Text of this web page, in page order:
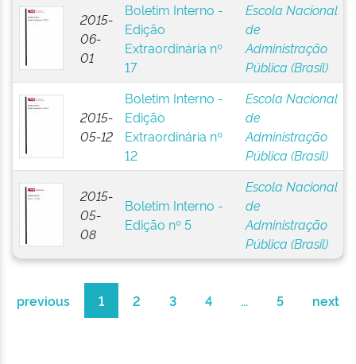
2015-
06-
01
Boletim Interno -
Edição
Extraordinária nº
17
Escola Nacional
de
Administração
Pública (Brasil)
2015-
05-12
Boletim Interno -
Edição
Extraordinária nº
12
Escola Nacional
de
Administração
Pública (Brasil)
2015-
05-
08
Boletim Interno -
Edição nº 5
Escola Nacional
de
Administração
Pública (Brasil)
previous 1 2 3 4 ... 5 next